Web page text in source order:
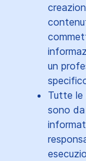
un
Tutte le
sono